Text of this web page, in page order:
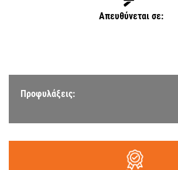
Απευθύνεται σε:
Προφυλάξεις: